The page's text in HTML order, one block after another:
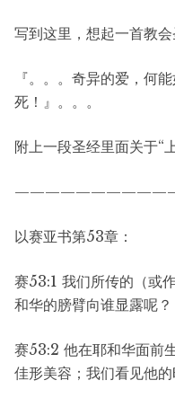
写到这里，想起一首教会
『。。。奇异的爱，何
死！』。。。
附上一段圣经里面关于“
以赛亚书第53章：
赛53:1 我们所传的（或
和华的膀臂向谁显露呢？
赛53:2 他在耶和华面前
佳形美容；我们看见他的